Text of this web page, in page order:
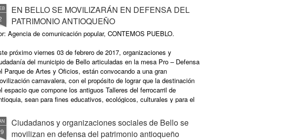
del Reinaldo Areiza y, al no encontrarlo, anunciaron que no
‘sapos’ en la zona. También advirtieron que quien “no colabore
ellos o se va o se muere, que ellos son la autoridad en la región,
han recibido aval de la fuerza pública, con quienes ya están
en un comunicado la Comunidad de Paz. Por Agencia de
IPC
EN BELLO SE MOVILIZARÁN EN DEFENSA DEL
PATRIMONIO ANTIOQUEÑO
Agencia de comunicación popular, CONTEMOS PUEBLO.
próximo viernes 03 de febrero de 2017, organizaciones y
del municipio de Bello articuladas en la mesa Pro – Defensa
Parque de Artes y Oficios, están convocando a una gran
carnavalera, con el propósito de lograr que la destinación
espacio que compone los antiguos Talleres del ferrocarril de
sean para fines educativos, ecológicos, culturales y para el
Ciudadanos y organizaciones sociales de Bello se
movilizan en defensa del patrimonio antioqueño